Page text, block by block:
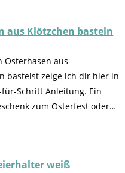
aus Klötzchen basteln
Osterhasen aus
bastelst zeige ich dir hier in
Schritt Anleitung. Ein
zum Osterfest oder
weiß